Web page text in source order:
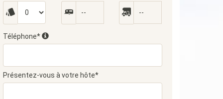
Téléphone*
Présentez-vous à votre hôte*